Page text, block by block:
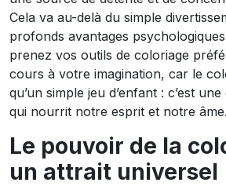
Cela va au-delà du simple
profonds avantages
prenez vos outils de coloriage
cours à votre imagination, car le
qu’un simple jeu d’enfant : c’est
qui nourrit notre esprit et notre âme.
Le pouvoir de la
un attrait universel